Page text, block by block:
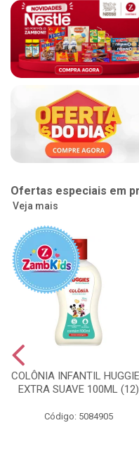
Ofertas especiais em
Veja mais
COLÔNIA INFANTIL
EXTRA SUAVE 100ML (12)
Código: 5084905